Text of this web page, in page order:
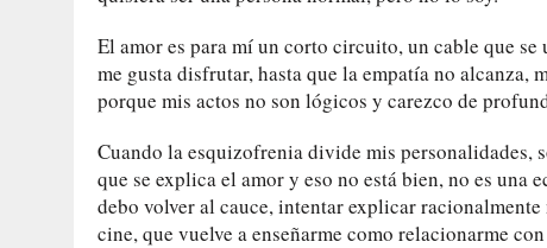
El amor es para mí un corto circuito, un cable que se
me gusta disfrutar, hasta que la empatía no
porque mis actos no son lógicos y carezco de
Cuando la esquizofrenia divide mis personalidades,
que se explica el amor y eso no está bien, no es una
debo volver al cauce, intentar explicar
cine, que vuelve a enseñarme como relacionarme